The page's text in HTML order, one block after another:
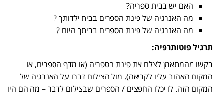
האם יש בבית ספריה?
מה האנרגיה של פינת הספרים בבית ילדותך ?
מה האנרגיה של פינת הספרים בביתך היום ?
תרגיל פוטותרפיה:
בקשו מהמתאמן לצלם את פינת הספריה (או מדף הספרים, או
המקום האהוב עליו לקריאה). מול הצילום דברו על האנרגיה של
המקום הזה. לו יכלו החפצים / הספרים שבצילום לדבר – מה הם היו